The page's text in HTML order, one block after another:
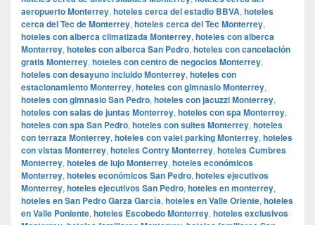
aeropuerto Monterrey, hoteles cerca del estadio BBVA, hoteles
cerca del Tec de Monterrey, hoteles cerca del Tec Monterrey,
hoteles con alberca climatizada Monterrey, hoteles con alberca
Monterrey, hoteles con alberca San Pedro, hoteles con cancelación
gratis Monterrey, hoteles con centro de negocios Monterrey,
hoteles con desayuno incluido Monterrey, hoteles con
estacionamiento Monterrey, hoteles con gimnasio Monterrey,
hoteles con gimnasio San Pedro, hoteles con jacuzzi Monterrey,
hoteles con salas de juntas Monterrey, hoteles con spa Monterrey,
hoteles con spa San Pedro, hoteles con suites Monterrey, hoteles
con terraza Monterrey, hoteles con valet parking Monterrey, hoteles
con vistas Monterrey, hoteles Contry Monterrey, hoteles Cumbres
Monterrey, hoteles de lujo Monterrey, hoteles económicos
Monterrey, hoteles económicos San Pedro, hoteles ejecutivos
Monterrey, hoteles ejecutivos San Pedro, hoteles en monterrey,
hoteles en San Pedro Garza García, hoteles en Valle Oriente, hoteles
en Valle Poniente, hoteles Escobedo Monterrey, hoteles exclusivos